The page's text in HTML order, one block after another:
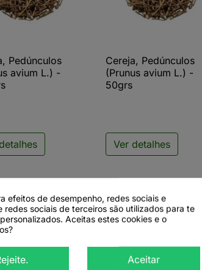
Vista rápida
Pedúnculos
avium L.) -
 Vista rápida
Cereja, Pedúnculos
(Prunus avium L.) -
50grs
Ver detalhes
efeitos de desempenho, redes sociais e
sociais de terceiros são utilizados para te
Aceitas estes cookies e o
Aceitar